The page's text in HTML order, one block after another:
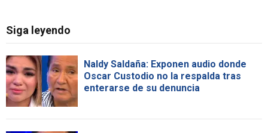
Siga leyendo
Naldy Saldaña: Exponen audio donde
Oscar Custodio no la respalda tras
enterarse de su denuncia